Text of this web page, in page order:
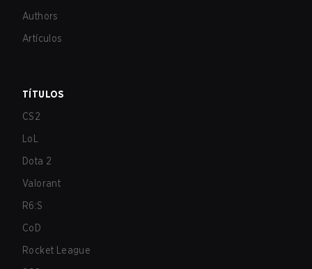
Authors
Artículos
TÍTULOS
CS2
LoL
Dota 2
Valorant
R6:S
CoD
Rocket League